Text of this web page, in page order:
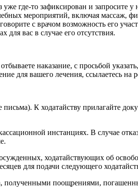
где-то зафиксирован и запросите
мероприятий, включая массаж,
с врачом возможность его
для вас в случае его отсутствия.
наказание, с просьбой
для вашего лечения, ссылаетесь
К ходатайству прилагайте
инстанциях. В случае
ходатайствующих об
для подачи следующего
полученными поощрениями,